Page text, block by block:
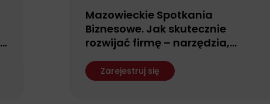
Mazowieckie Spotkania
Biznesowe. Jak skutecznie
rozwijać firmę – narzędzia,
wsparcia dla przedsiębiorców
Zarejestruj się